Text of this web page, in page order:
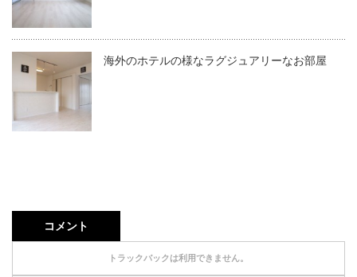
海外のホテルの様なラグジュアリーなお部屋
コメント
トラックバックは利用できません。